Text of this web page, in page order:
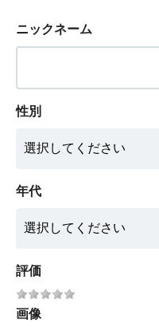
ニックネーム
性別
年代
評価
画像